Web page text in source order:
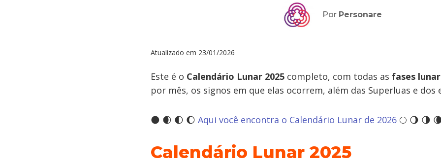
Por Personare
Atualizado em 23/01/2026
Este é o Calendário Lunar 2025 completo, com todas as fases
por mês, os signos em que elas ocorrem, além das Superluas e dos
🌑 🌒 🌓 🌔 Aqui você encontra o Calendário Lunar de 2026 🌕 🌖 🌗
Calendário Lunar 2025